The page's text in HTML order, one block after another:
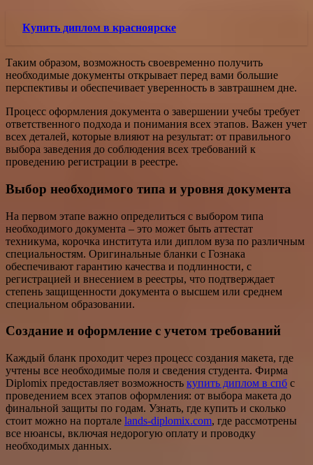
Купить диплом в красноярске
Таким образом, возможность своевременно получить
необходимые документы открывает перед вами большие
перспективы и обеспечивает уверенность в завтрашнем дне.
Процесс оформления документа о завершении учебы требует
ответственного подхода и понимания всех этапов. Важен учет
всех деталей, которые влияют на результат: от правильного
выбора заведения до соблюдения всех требований к
проведению регистрации в реестре.
Выбор необходимого типа и уровня документа
На первом этапе важно определиться с выбором типа
необходимого документа – это может быть аттестат
техникума, корочка института или диплом вуза по различным
специальностям. Оригинальные бланки с Гознака
обеспечивают гарантию качества и подлинности, с
регистрацией и внесением в реестры, что подтверждает
степень защищенности документа о высшем или среднем
специальном образовании.
Создание и оформление с учетом требований
Каждый бланк проходит через процесс создания макета, где
учтены все необходимые поля и сведения студента. Фирма
Diplomix предоставляет возможность купить диплом в спб с
проведением всех этапов оформления: от выбора макета до
финальной защиты по годам. Узнать, где купить и сколько
стоит можно на портале lands-diplomix.com, где рассмотрены
все нюансы, включая недорогую оплату и проводку
необходимых данных.